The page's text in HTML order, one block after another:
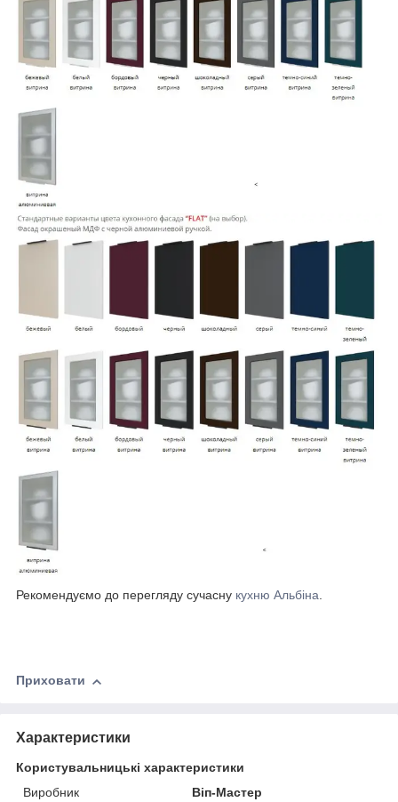
Рекомендуємо до перегляду сучасну кухню Альбіна.
Приховати
Характеристики
Користувальницькі характеристики
Виробник
Віп-Мастер